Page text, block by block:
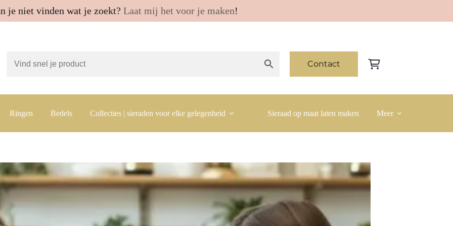
je niet vinden wat je zoekt? Laat mij het voor je maken!
Contact Winkelwagen
Ringen Bedels Collecties | sieraden voor elke gelegenheid Sieraad op maat laten maken Meer